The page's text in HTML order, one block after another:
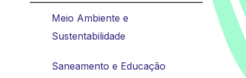
Meio Ambiente e
Sustentabilidade
Saneamento e Educação